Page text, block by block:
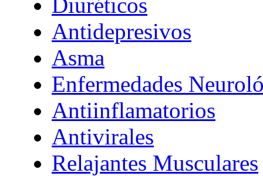
Antidepresivos
Asma
Enfermedades
Antiinflamatorios
Antivirales
Relajantes Musculares